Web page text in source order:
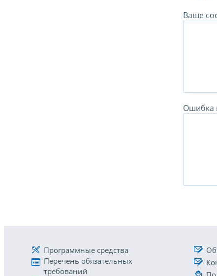
Ваше
Ошибка
Программные средства
Перечень обязательных
требований